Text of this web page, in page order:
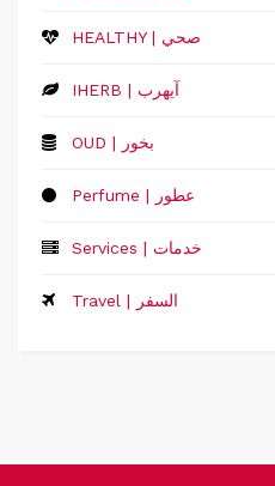
HEALTHY | صحي
IHERB | آيهرب
OUD | بخور
Perfume | عطور
Services | خدمات
Travel | السفر